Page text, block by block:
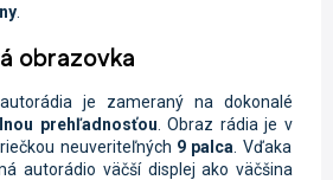
obrazovka
je zameraný na dokonalé
prehľadnosťou. Obraz rádia je v
neuveriteľných 9 palca. Vďaka
autorádio väčší displej ako väčšina